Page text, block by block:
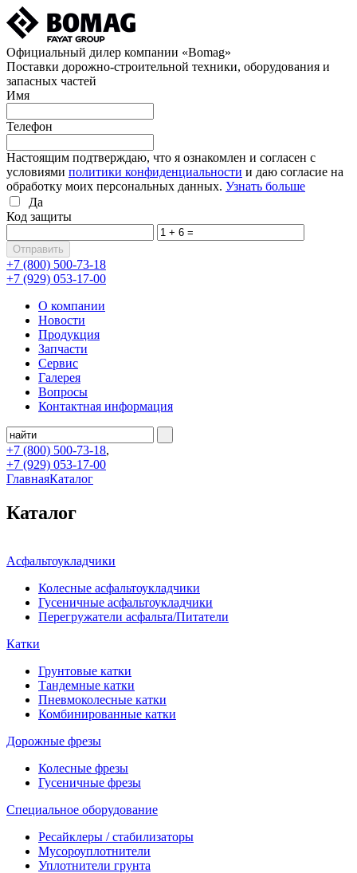
Официальный дилер компании «Bomag»
Поставки дорожно-строительной техники, оборудования и
запасных частей
Имя
Телефон
Настоящим подтверждаю, что я ознакомлен и согласен с
условиями политики конфиденциальности и даю согласие на
обработку моих персональных данных. Узнать больше
Да
Код защиты
+7 (800) 500-73-18
+7 (929) 053-17-00
О компании
Новости
Продукция
Запчасти
Сервис
Галерея
Вопросы
Контактная информация
+7 (800) 500-73-18,
+7 (929) 053-17-00
ГлавнаяКаталог
Каталог
Асфальтоукладчики
Колесные асфальтоукладчики
Гусеничные асфальтоукладчики
Перегружатели асфальта/Питатели
Катки
Грунтовые катки
Тандемные катки
Пневмоколесные катки
Комбинированные катки
Дорожные фрезы
Колесные фрезы
Гусеничные фрезы
Специальное оборудование
Ресайклеры / стабилизаторы
Мусороуплотнители
Уплотнители грунта